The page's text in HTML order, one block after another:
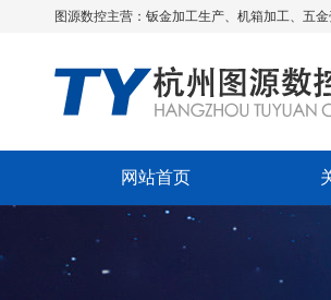
图源数控主营：钣金加工生产、机箱加工、五
网站首页